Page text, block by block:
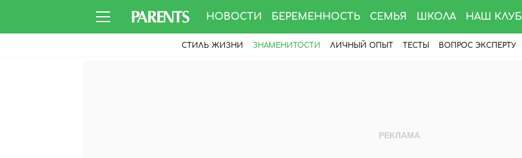
НОВОСТИ БЕРЕМЕННОСТЬ СЕМЬЯ ШКОЛА НАШ КЛУБ
СТИЛЬ ЖИЗНИ ЗНАМЕНИТОСТИ ЛИЧНЫЙ ОПЫТ ТЕСТЫ ВОПРОС ЭКСПЕРТУ